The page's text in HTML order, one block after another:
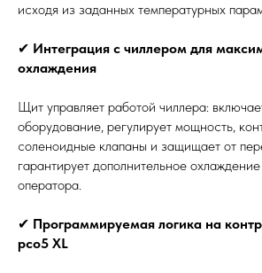
исходя из заданных температурных
✔ Интеграция с чиллером для
охлаждения
Щит управляет работой чиллера:
оборудование, регулирует мощность,
соленоидные клапаны и защищает от
гарантирует дополнительное
оператора.
✔ Программируемая логика на
pco5 XL